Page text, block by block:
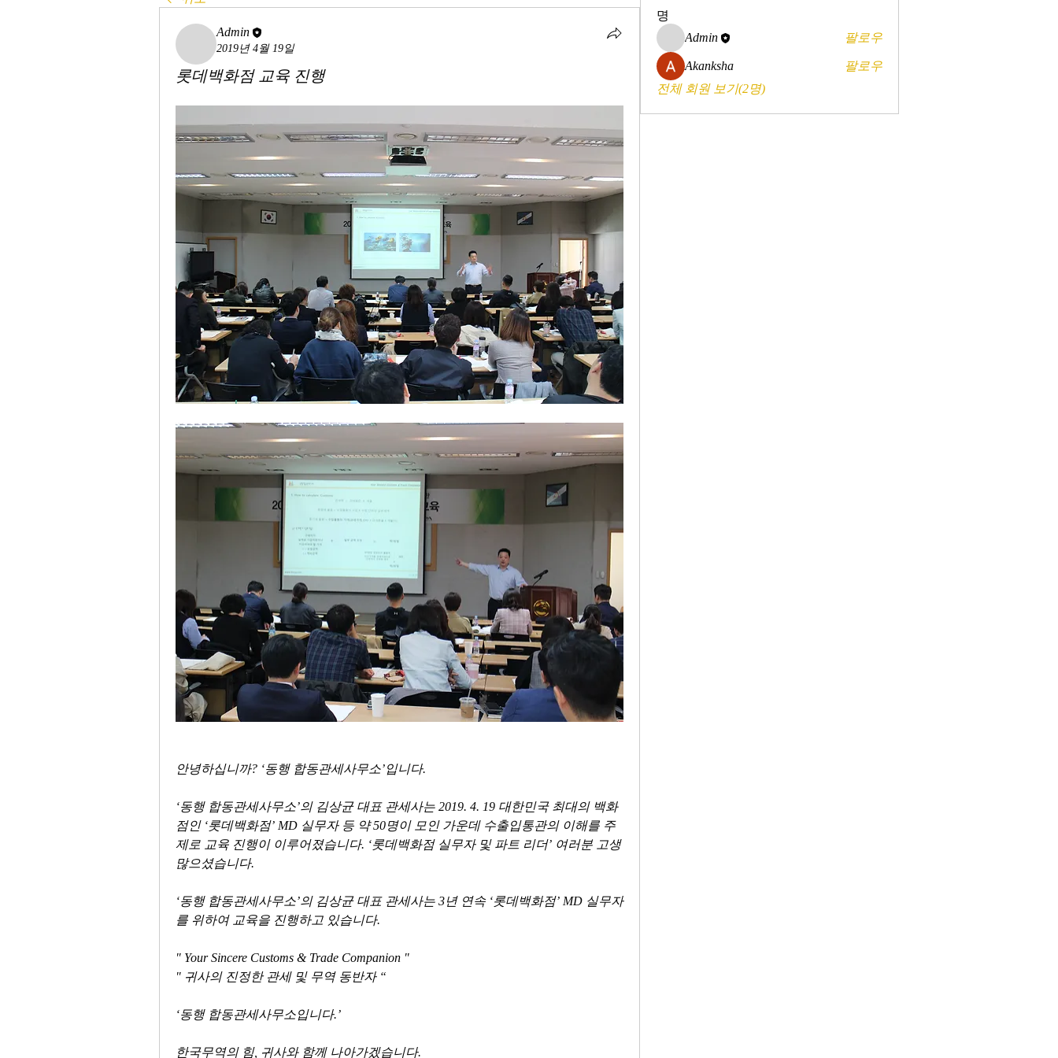
Admin
2019년 4월 19일
롯데백화점 교육 진행
안녕하십니까? ‘동행 합동관세사무소’입니다.
‘동행 합동관세사무소’의 김상균 대표 관세사는 2019. 4. 19 대한민국 최대의 백화
점인 ‘롯데백화점’ MD 실무자 등 약 50명이 모인 가운데 수출입통관의 이해를 주
제로 교육 진행이 이루어졌습니다. ‘롯데백화점 실무자 및 파트 리더’ 여러분 고생
많으셨습니다.
‘동행 합동관세사무소’의 김상균 대표 관세사는 3년 연속 ‘롯데백화점’ MD 실무자
를 위하여 교육을 진행하고 있습니다.
" Your Sincere Customs & Trade Companion "
" 귀사의 진정한 관세 및 무역 동반자 “
‘동행 합동관세사무소입니다.’
한국무역의 힘, 귀사와 함께 나아가겠습니다.
명
Admin 팔로우
Akanksha
팔로우
전체 회원 보기(2명)